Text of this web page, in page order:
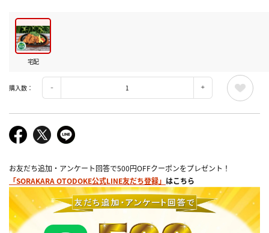
宅配
購入数：
お友だち追加・アンケート回答で500円OFFクーポンをプレゼント！
「SORAKARA OTODOKE公式LINE友だち登録」 はこちら